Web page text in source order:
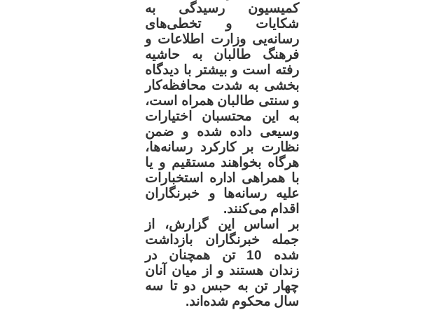
کمیسیون رسیدگی به
شکایات و تخطی‌های
رسانه‌یی وزارت اطلاعات و
فرهنگ طالبان به حاشیه
رفته است و بیشتر با دیدگاه
بخشی به شدت محافظه‌کار
و سنتی طالبان همراه است،
به این محتسبان اختیارات
وسیعی داده شده و ضمن
نظارت بر کارکرد رسانه‌ها،
هرگاه بخواهند مستقیم و یا
با همراهی اداره استخبارات
علیه رسانه‌ها و خبرنگاران
اقدام می‌کنند.
بر اساس این گزارش، از
جمله خبرنگاران بازداشت
شده 10 تن همچنان در
زندان هستند و از میان آنان
چهار تن به حبس دو تا سه
سال محکوم شده‌اند.